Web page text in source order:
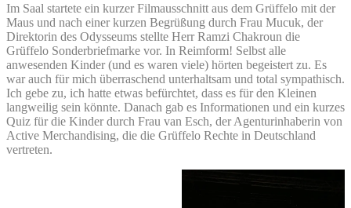
Im Saal startete ein kurzer Filmausschnitt aus dem Grüffelo mit der
Maus und nach einer kurzen Begrüßung durch Frau Mucuk, der
Direktorin des Odysseums stellte Herr Ramzi Chakroun die
Grüffelo Sonderbriefmarke vor. In Reimform! Selbst alle
anwesenden Kinder (und es waren viele) hörten begeistert zu. Es
war auch für mich überraschend unterhaltsam und total sympathisch.
Ich gebe zu, ich hatte etwas befürchtet, dass es für den Kleinen
langweilig sein könnte. Danach gab es Informationen und ein kurzes
Quiz für die Kinder durch Frau van Esch, der Agenturinhaberin von
Active Merchandising, die die Grüffelo Rechte in Deutschland
vertreten.